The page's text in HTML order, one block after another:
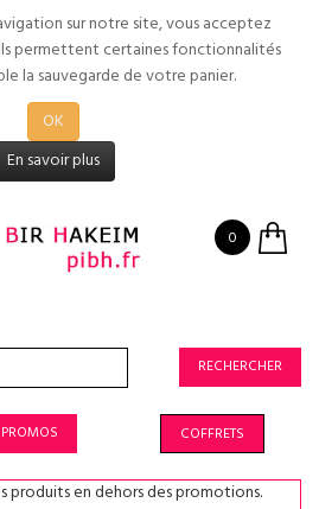
sur notre site, vous acceptez
permettent certaines fonctionnalités
la sauvegarde de votre panier.
OK
En savoir plus
0
RECHERCHER
PROMOS COFFRETS
produits en dehors des promotions.